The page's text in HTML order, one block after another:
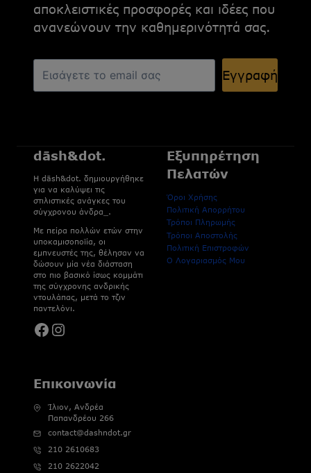
αποκλειστικές προσφορές και ιδέες που
ανανεώνουν την καθημερινότητά σας.
Εγγραφή
dāsh&dot.
H dāsh&dot. δημιουργήθηκε
για να καλύψει τις
στιλιστικές ανάγκες του
σύγχρονου άνδρα_.
Με πείρα πολλών ετών στην
υποκαμισοποϊία, οι
εμπνευστές της, θέλησαν να
δώσουν μία νέα διάσταση
στο πιο βασικό ίσως κομμάτι
της σύγχρονης ανδρικής
ντουλάπας, μετά το τζιν
παντελόνι.
Facebook
Instagram
Εξυπηρέτηση
Πελατών
Όροι Χρήσης
Πολιτική Απορρήτου
Τρόποι Πληρωμής
Τρόποι Αποστολής
Πολιτική Επιστροφών
Ο Λογαριασμός Μου
Επικοινωνία
Ίλιον, Ανδρέα
Παπανδρέου 266
contact@dashndot.gr
210 2610683
210 2622042